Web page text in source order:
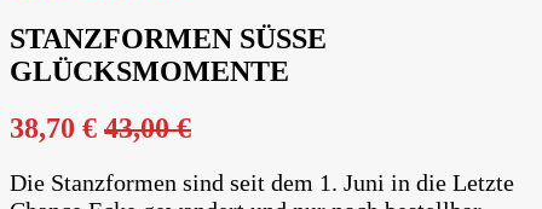
STANZFORMEN SÜSSE
GLÜCKSMOMENTE
38,70 € 43,00 €
Die Stanzformen sind seit dem 1. Juni in die Letzte